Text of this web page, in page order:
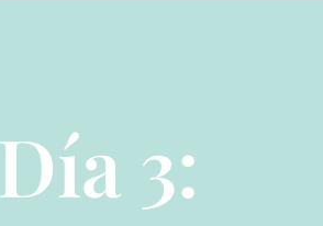
3: